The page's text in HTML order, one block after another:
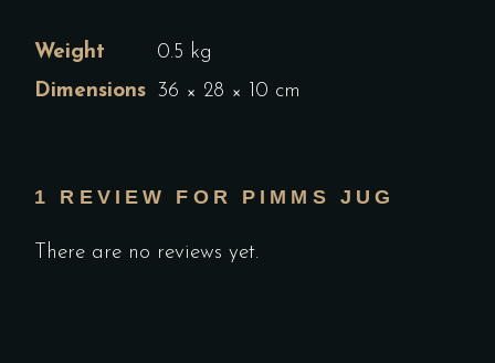
Weight
0.5 kg
Dimensions 36 × 28 × 10 cm
1 REVIEW FOR PIMMS JUG
There are no reviews yet.